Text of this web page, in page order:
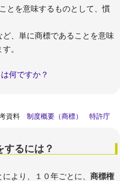
とを意味するものとして、慣
ど、単に商標であることを意味
。
何ですか？
資料 制度概要（商標） 特許庁
するには？
より、１０年ごとに、 商標権